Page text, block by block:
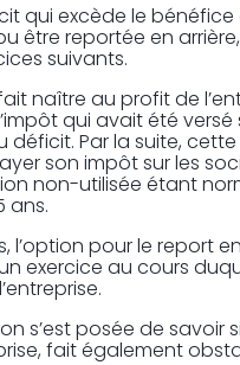
qui excède le bénéfice
être reportée en
suivants.
naître au profit de
qui avait été
déficit. Par la suite,
son impôt sur les
non-utilisée étant
ans.
l’option pour le report
exercice au cours
s’est posée de
fait également